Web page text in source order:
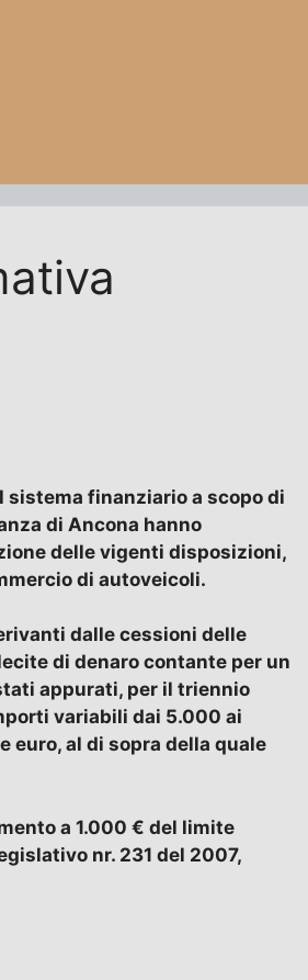
finanziario a scopo di
di Ancona hanno
delle vigenti disposizioni,
di autoveicoli.
dalle cessioni delle
di denaro contante per un
appurati, per il triennio
variabili dai 5.000 ai
euro, al di sopra della quale
a 1.000 € del limite
nr. 231 del 2007,